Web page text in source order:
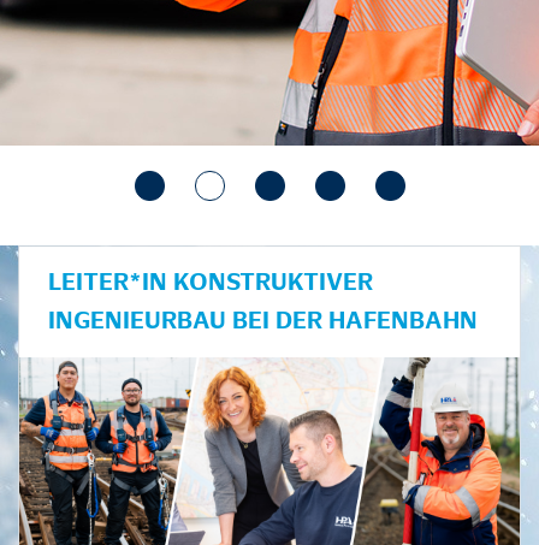
LEITER*IN KONSTRUKTIVER
INGENIEURBAU BEI DER HAFENBAHN